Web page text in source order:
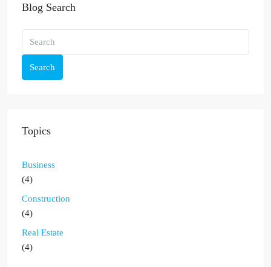
Blog Search
Search
Topics
Business
(4)
Construction
(4)
Real Estate
(4)